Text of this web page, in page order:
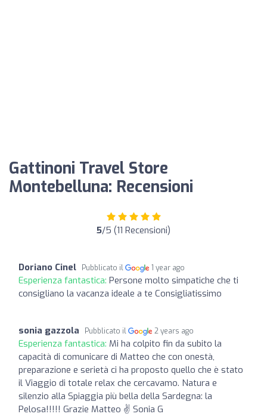
Gattinoni Travel Store
Montebelluna: Recensioni
5/5 (11 Recensioni)
Doriano Cinel Pubblicato il 1 year ago
Esperienza fantastica: Persone molto simpatiche che ti
consigliano la vacanza ideale a te Consigliatissimo
sonia gazzola Pubblicato il 2 years ago
Esperienza fantastica: Mi ha colpito fin da subito la
capacità di comunicare di Matteo che con onestà,
preparazione e serietà ci ha proposto quello che è stato
il Viaggio di totale relax che cercavamo. Natura e
silenzio alla Spiaggia più bella della Sardegna: la
Pelosa!!!!! Grazie Matteo ✌ Sonia G